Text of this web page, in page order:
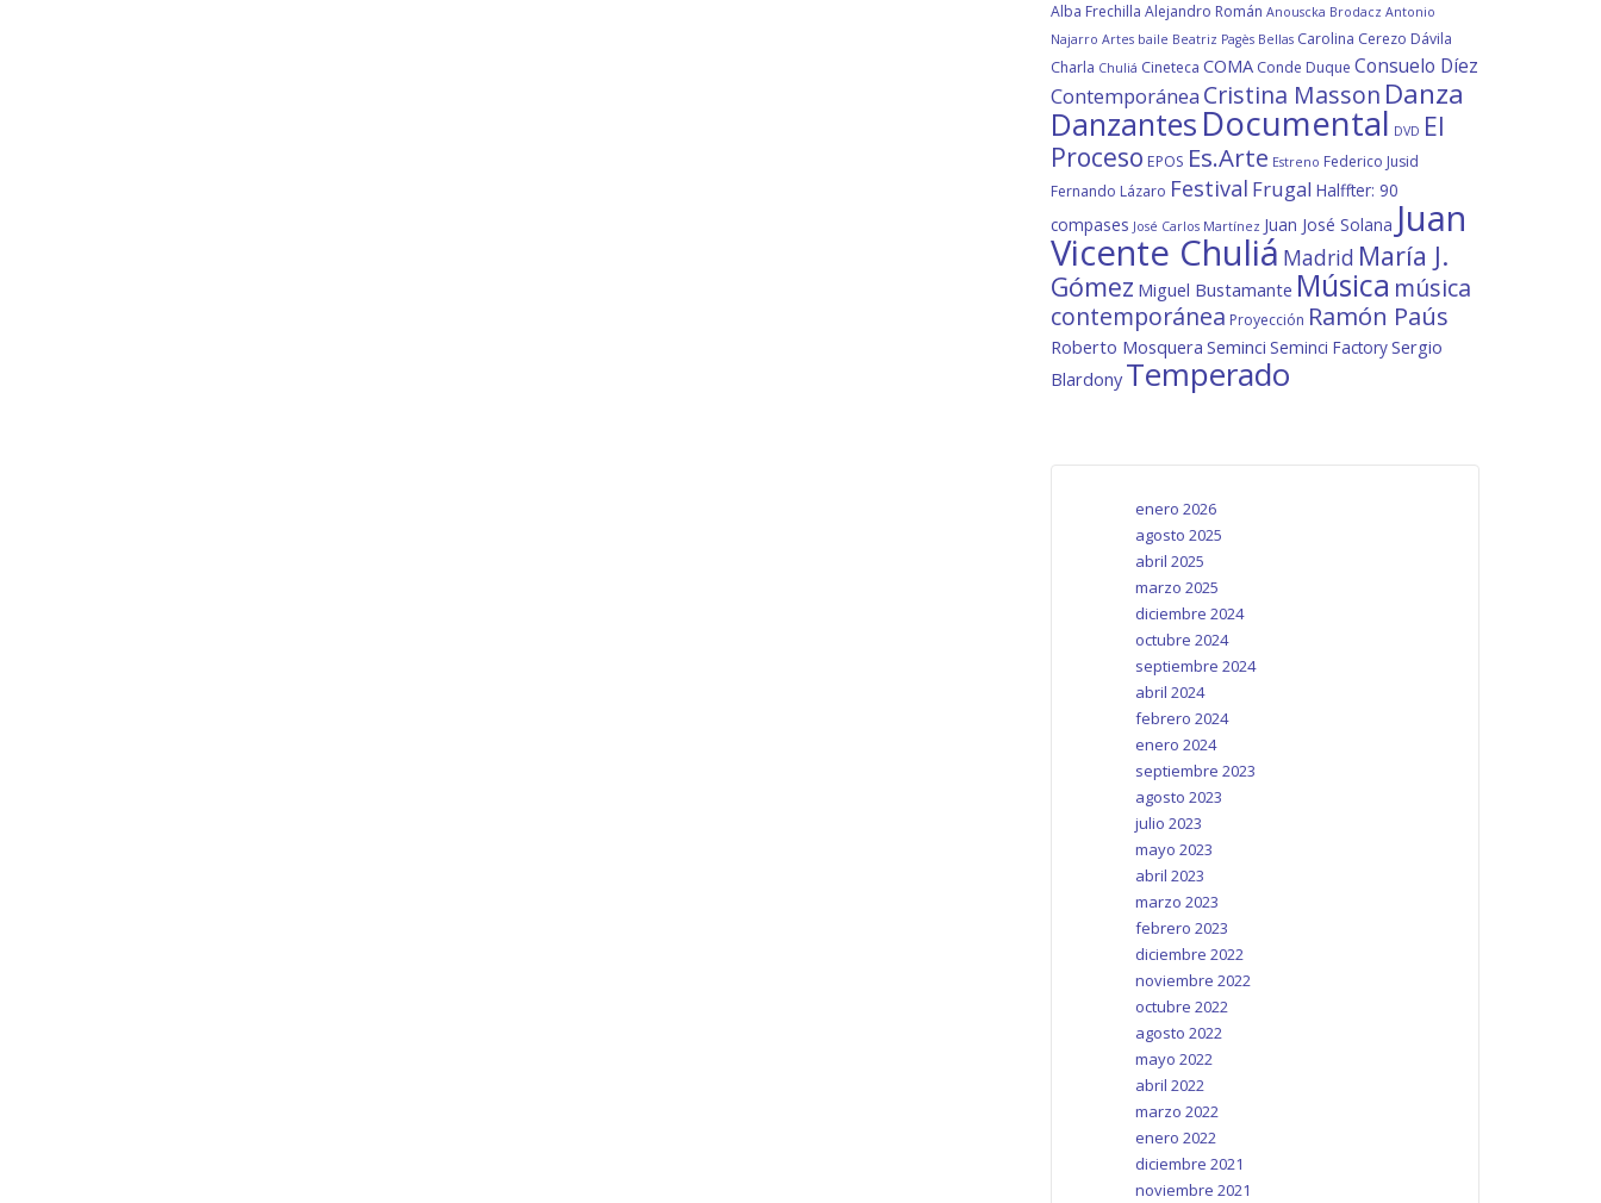
Alba Frechilla Alejandro Román Anouscka Brodacz Antonio
Najarro Artes baile Beatriz Pagès Bellas Carolina Cerezo Dávila
Charla Chuliá Cineteca COMA Conde Duque Consuelo Díez
Contemporánea Cristina Masson Danza
Danzantes Documental DVD El
Proceso EPOS Es.Arte Estreno Federico Jusid
Fernando Lázaro Festival Frugal Halffter: 90
compases José Carlos Martínez Juan José Solana Juan
Vicente Chuliá Madrid María J.
Gómez Miguel Bustamante Música música
contemporánea Proyección Ramón Paús
Roberto Mosquera Seminci Seminci FactorySergio
Blardony Temperado
enero 2026
agosto 2025
abril 2025
marzo 2025
diciembre 2024
octubre 2024
septiembre 2024
abril 2024
febrero 2024
enero 2024
septiembre 2023
agosto 2023
julio 2023
mayo 2023
abril 2023
marzo 2023
febrero 2023
diciembre 2022
noviembre 2022
octubre 2022
agosto 2022
mayo 2022
abril 2022
marzo 2022
enero 2022
diciembre 2021
noviembre 2021